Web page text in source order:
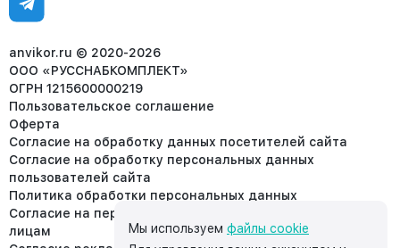
Отдел рекламации:
8 (953) 455-25-61
anvikor.ru © 2020-2026
ООО «РУССНАБКОМПЛЕКТ»
ОГРН 1215600000219
Пользовательское соглашение
Оферта
Согласие на обработку данных посетителей сайта
Согласие на обработку персональных данных
пользователей сайта
Политика обработки персональных данных
Согласие на передачу персональных данных третьим
лицам
Мы используем файлы cookie